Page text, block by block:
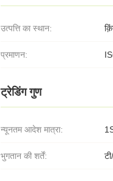
उत्पत्ति का स्थान:
प्रमाणन:
ट्रेडिंग गुण
न्यूनतम आदेश मात्रा:
भुगतान की शर्तें: